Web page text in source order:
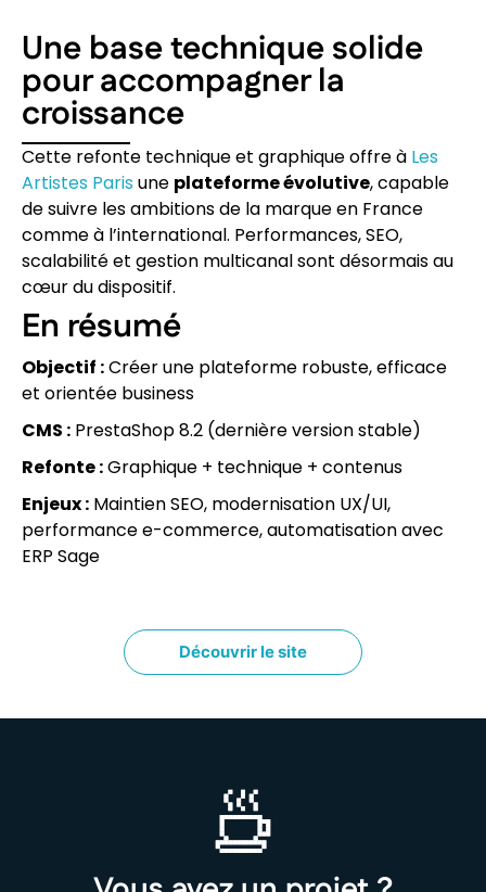
Une base technique solide
pour accompagner la
croissance
Cette refonte technique et graphique offre à Les
Artistes Parisune plateforme évolutive, capable
de suivre les ambitions de la marque en France
comme à l’international. Performances, SEO,
scalabilité et gestion multicanal sont désormais au
cœur du dispositif.
En résumé
Objectif :Créer une plateforme robuste, efficace
et orientée business
CMS : PrestaShop 8.2 (dernière version stable)
Refonte :Graphique + technique + contenus
Enjeux : Maintien SEO, modernisation UX/UI,
performance e-commerce, automatisation avec
ERP Sage
Découvrir le site